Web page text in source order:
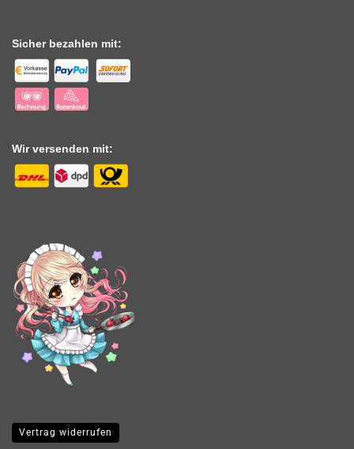
Sicher bezahlen mit:
Wir versenden mit:
Vertrag widerrufen